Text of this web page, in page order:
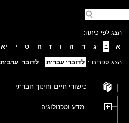
הצג לפי כיתה:
א
ב ג ד ה ו ז ח ט י יא
הצג ספרים : לדוברי עברית לדוברי ערבית
כישורי חיים וחינוך חברתי
מדע וטכנולוגיה